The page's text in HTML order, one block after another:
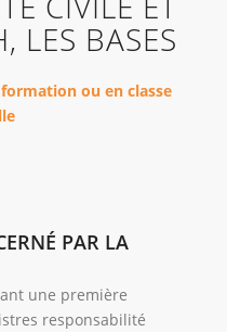
LES BASES
ou en classe
PAR LA
une première
responsabilité